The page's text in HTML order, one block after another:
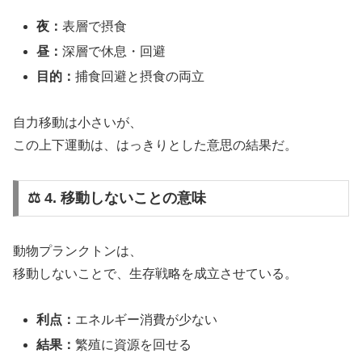
夜：表層で摂食
昼：深層で休息・回避
目的：捕食回避と摂食の両立
自力移動は小さいが、
この上下運動は、はっきりとした意思の結果だ。
⚖️ 4. 移動しないことの意味
動物プランクトンは、
移動しないことで、生存戦略を成立させている。
利点： エネルギー消費が少ない
結果：繁殖に資源を回せる